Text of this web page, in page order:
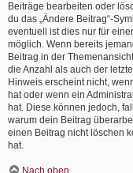
Beiträge bearbeiten oder
du das „Ändere Beitrag“-
eventuell ist dies nur für
möglich. Wenn bereits
Beitrag in der
die Anzahl als auch der
Hinweis erscheint nicht,
hat oder wenn ein
hat. Diese können jedoch,
warum dein Beitrag
einen Beitrag nicht löschen
hat.
Nach oben